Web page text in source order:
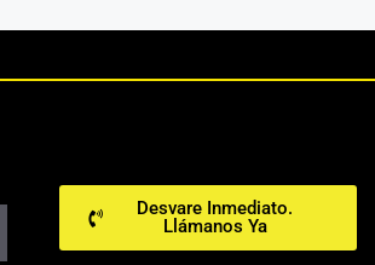
Desvare Inmediato.
Llámanos Ya